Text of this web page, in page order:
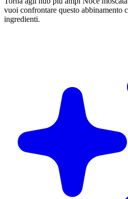
vuoi confrontare questo abbinamento
ingredienti.